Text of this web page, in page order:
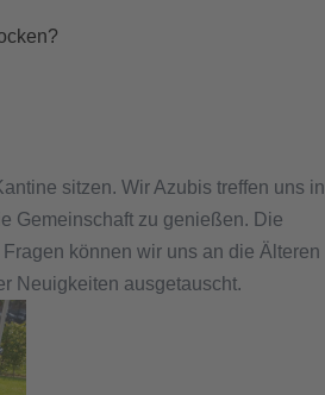
sitzen. Wir Azubis treffen uns in
Gemeinschaft zu genießen. Die
können wir uns an die Älteren
Neuigkeiten ausgetauscht.